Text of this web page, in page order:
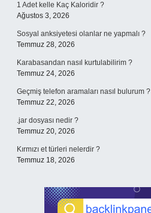
1 Adet kelle Kaç Kaloridir ?
Ağustos 3, 2026
Sosyal anksiyetesi olanlar ne yapmalı ?
Temmuz 28, 2026
Karabasandan nasıl kurtulabilirim ?
Temmuz 24, 2026
Geçmiş telefon aramaları nasıl bulurum ?
Temmuz 22, 2026
.jar dosyası nedir ?
Temmuz 20, 2026
Kırmızı et türleri nelerdir ?
Temmuz 18, 2026